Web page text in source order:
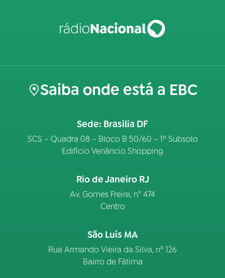
Saiba onde está a EBC
Sede: Brasília DF
SCS – Quadra 08 – Bloco B 50/60 – 1º Subsolo
Edifício Venâncio Shopping
Rio de Janeiro RJ
Av. Gomes Freire, n° 474
Centro
São Luís MA
Rua Armando Vieira da Silva, nº 126
Bairro de Fátima